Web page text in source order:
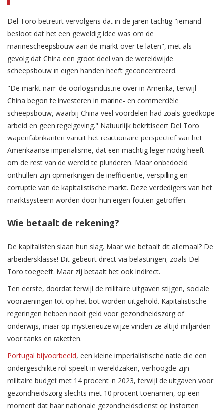
Del Toro betreurt vervolgens dat in de jaren tachtig "iemand
besloot dat het een geweldig idee was om de
marinescheepsbouw aan de markt over te laten", met als
gevolg dat China een groot deel van de wereldwijde
scheepsbouw in eigen handen heeft geconcentreerd.
"De markt nam de oorlogsindustrie over in Amerika, terwijl
China begon te investeren in marine- en commerciële
scheepsbouw, waarbij China veel voordelen had zoals goedkope
arbeid en geen regelgeving." Natuurlijk bekritiseert Del Toro
wapenfabrikanten vanuit het reactionaire perspectief van het
Amerikaanse imperialisme, dat een machtig leger nodig heeft
om de rest van de wereld te plunderen. Maar onbedoeld
onthullen zijn opmerkingen de inefficiëntie, verspilling en
corruptie van de kapitalistische markt. Deze verdedigers van het
marktsysteem worden door hun eigen fouten getroffen.
Wie betaalt de rekening?
De kapitalisten slaan hun slag. Maar wie betaalt dit allemaal? De
arbeidersklasse! Dit gebeurt direct via belastingen, zoals Del
Toro toegeeft. Maar zij betaalt het ook indirect.
Ten eerste, doordat terwijl de militaire uitgaven stijgen, sociale
voorzieningen tot op het bot worden uitgehold. Kapitalistische
regeringen hebben nooit geld voor gezondheidszorg of
onderwijs, maar op mysterieuze wijze vinden ze altijd miljarden
voor tanks en raketten.
Portugal bijvoorbeeld, een kleine imperialistische natie die een
ondergeschikte rol speelt in wereldzaken, verhoogde zijn
militaire budget met 14 procent in 2023, terwijl de uitgaven voor
gezondheidszorg slechts met 10 procent toenamen, op een
moment dat haar nationale gezondheidsdienst op instorten